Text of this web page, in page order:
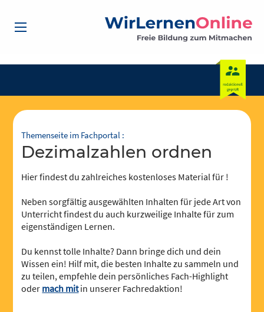
Themenseite im Fachportal :
Dezimalzahlen ordnen
Hier findest du zahlreiches kostenloses Material für !
Neben sorgfältig ausgewählten Inhalten für jede Art von
Unterricht findest du auch kurzweilige Inhalte für zum
eigenständigen Lernen.
Du kennst tolle Inhalte? Dann bringe dich und dein
Wissen ein! Hilf mit, die besten Inhalte zu sammeln und
zu teilen, empfehle dein persönliches Fach-Highlight
oder mach mitin unserer Fachredaktion!